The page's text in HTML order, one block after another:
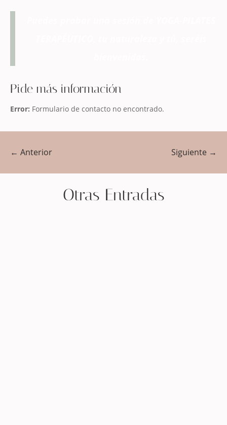
Pide más información
Error: Formulario de contacto no encontrado.
← Anterior Siguiente →
Otras Entradas